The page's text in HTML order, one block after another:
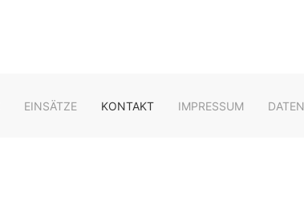
EINSÄTZE KONTAKT IMPRESSUM